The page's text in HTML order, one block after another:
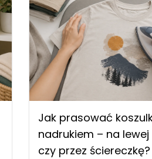
Jak prasować
nadrukiem – na
czy przez ściereczkę?